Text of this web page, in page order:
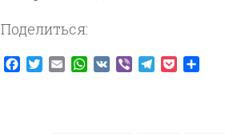
Поделиться:
Facebook
TwitterEmailWhatsApp
VK ViberTelegram
Pocket